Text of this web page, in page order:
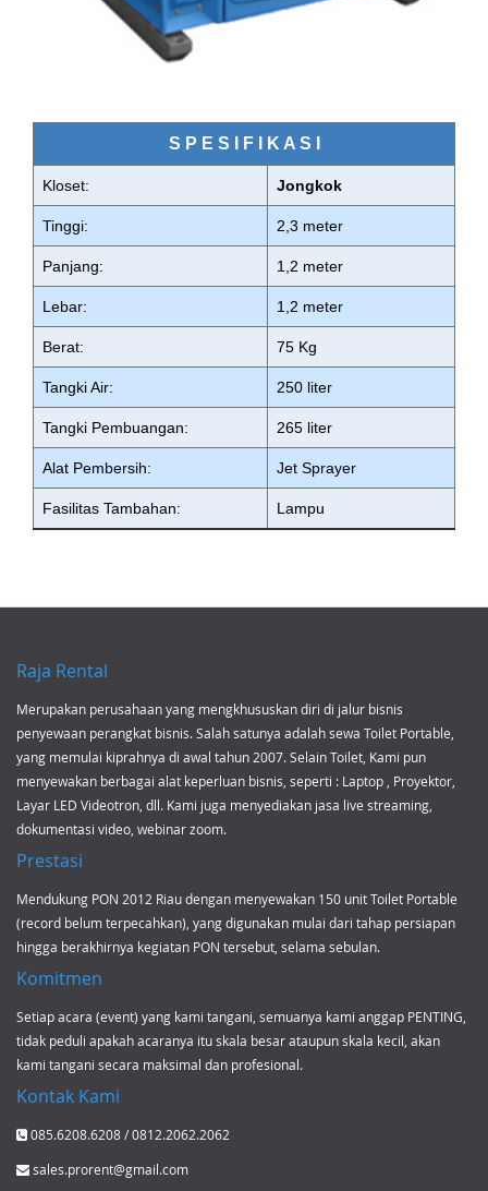
S P E S I F I K A S I
Kloset: Jongkok
Tinggi: 2,3 meter
Panjang: 1,2 meter
Lebar: 1,2 meter
Berat: 75 Kg
Tangki Air: 250 liter
Tangki Pembuangan: 265 liter
Alat Pembersih: Jet Sprayer
Fasilitas Tambahan: Lampu
Raja Rental
Merupakan perusahaan yang mengkhususkan diri di jalur bisnis
penyewaan perangkat bisnis. Salah satunya adalahsewa Toilet Portable
yang memulai kiprahnya di awal tahun 2007. Selain Toilet, Kami pun
menyewakan berbagai alat keperluan bisnis, seperti : Laptop Proyektor
Layar LED Videotron, dll. Kami juga menyediakan jasa live streaming
dokumentasi video, webinar zoom.
Prestasi
Mendukung PON 2012 Riaudengan menyewakan 150 unit Toilet Portable
(record belum terpecahkan), yang digunakan mulai dari tahap persiapan
hingga berakhirnya kegiatan PON tersebut, selama sebulan.
Komitmen
Setiap acara (event) yang kami tangani, semuanya kami anggap PENTING,
tidak peduli apakah acaranya itu skala besar ataupun skala kecil, akan
kami tangani secara maksimal dan profesional.
Kontak Kami
085.6208.6208 / 0812.2062.2062
sales.prorent@gmail.com